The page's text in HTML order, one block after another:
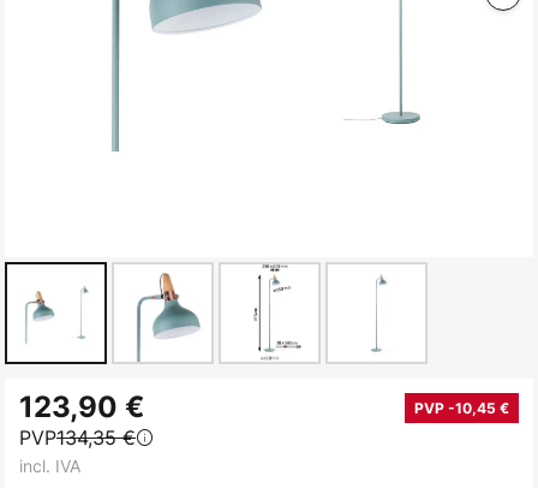
para
início
123,90 € PVP -10,45 €
PVP134,35 €
incl. IVA